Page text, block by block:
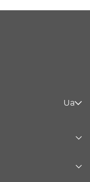
Ua